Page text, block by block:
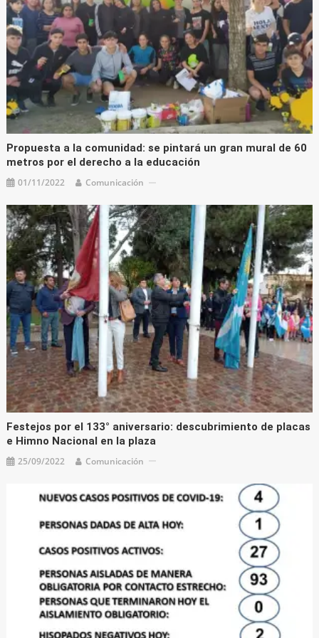
Propuesta a la comunidad: se pintará un gran mural de 60
metros por el derecho a la educación
01/11/2022 Comunicación
Festejos por el 133° aniversario: descubrimiento de placas
e Himno Nacional en la plaza
25/09/2022 Comunicación